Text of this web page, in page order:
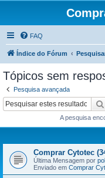
FAQ
Índice do Fórum
Tópicos sem
Pesquisa avançada
A pesquisa
Comprar Cytotec
Última Mensagem por
Enviado em Comprar